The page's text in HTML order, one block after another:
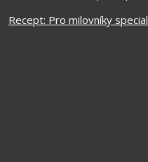
Recept: Pro milovníky